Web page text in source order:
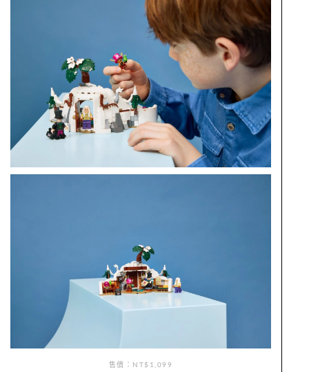
售價：NT$1,099